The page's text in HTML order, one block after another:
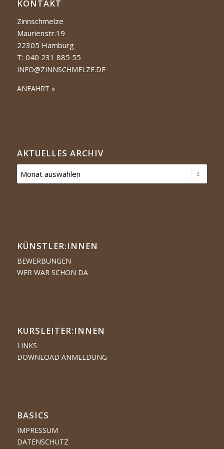
KONTAKT
Zinnschmelze
Maurienstr.19
22305 Hamburg
T: 040 231 885 55
INFO@ZINNSCHMELZE.DE
ANFAHRT »
AKTUELLES ARCHIV
KÜNSTLER:­­INNEN
BEWERBUNGEN
WER WAR SCHON DA
KURSLEITER:INNEN
LINKS
DOWNLOAD ANMELDUNG
BASICS
IMPRESSUM
DATENSCHUTZ